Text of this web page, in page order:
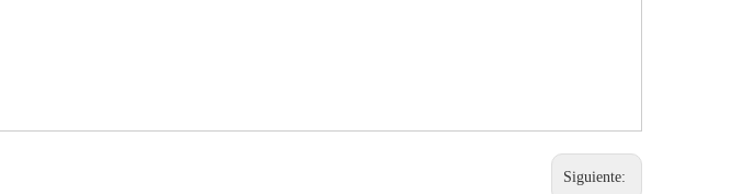
Siguiente: